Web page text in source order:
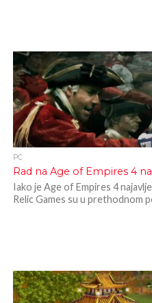
PC
Rad na Age of Empires 4
Iako je Age of Empires 4
Relic Games su u prethodnom